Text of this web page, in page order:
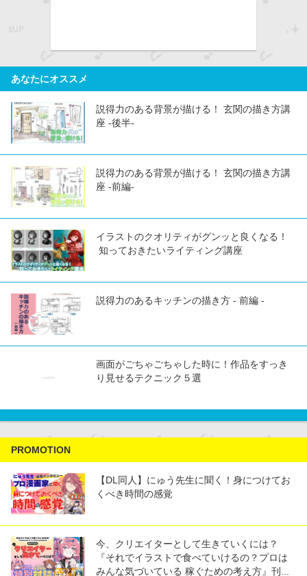
あなたにオススメ
説得力のある背景が描ける！ 玄関の描き方講
座 -後半-
説得力のある背景が描ける！ 玄関の描き方講
座 -前編-
イラストのクオリティがグンッと良くなる！
知っておきたいライティング講座
説得力のあるキッチンの描き方 - 前編 -
画面がごちゃごちゃした時に！作品をすっき
り見せるテクニック５選
PROMOTION
【DL同人】にゅう先生に聞く！身につけてお
くべき時間の感覚
今、クリエイターとして生きていくには？
『それでイラストで食べていけるの？プロは
みんな気づいている 稼ぐための考え方』刊...